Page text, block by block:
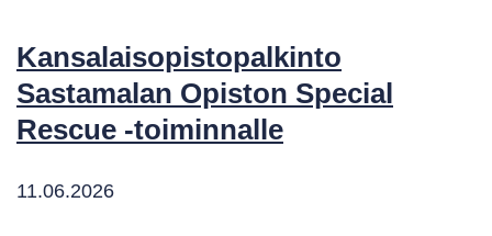
Kansalaisopistopalkinto
Sastamalan Opiston Special
Rescue -toiminnalle
11.06.2026